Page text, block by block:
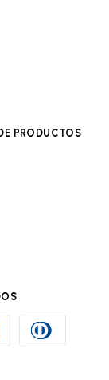
PRODUCTOS